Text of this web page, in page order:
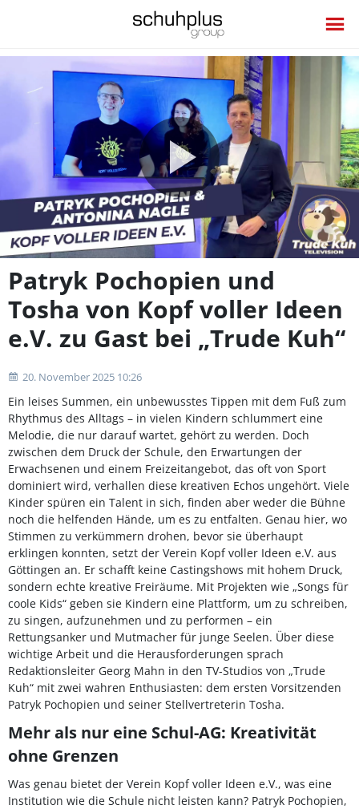
Video
Patryk Pochopien und
Tosha von Kopf voller Ideen
e.V. zu Gast bei „Trude Kuh“
20. November 2025 10:26
Ein leises Summen, ein unbewusstes Tippen mit dem Fuß zum
Rhythmus des Alltags – in vielen Kindern schlummert eine
Melodie, die nur darauf wartet, gehört zu werden. Doch
zwischen dem Druck der Schule, den Erwartungen der
Erwachsenen und einem Freizeitangebot, das oft von Sport
dominiert wird, verhallen diese kreativen Echos ungehört. Viele
Kinder spüren ein Talent in sich, finden aber weder die Bühne
noch die helfenden Hände, um es zu entfalten. Genau hier, wo
Stimmen zu verkümmern drohen, bevor sie überhaupt
erklingen konnten, setzt der Verein Kopf voller Ideen e.V. aus
Göttingen an. Er schafft keine Castingshows mit hohem Druck,
sondern echte kreative Freiräume. Mit Projekten wie „Songs für
coole Kids“ geben sie Kindern eine Plattform, um zu schreiben,
zu singen, aufzunehmen und zu performen – ein
Rettungsanker und Mutmacher für junge Seelen. Über diese
wichtige Arbeit und die Herausforderungen sprach
Redaktionsleiter Georg Mahn in den TV-Studios von „Trude
Kuh“ mit zwei wahren Enthusiasten: dem ersten Vorsitzenden
Patryk Pochopien und seiner Stellvertreterin Tosha.
Mehr als nur eine Schul-AG: Kreativität
ohne Grenzen
Was genau bietet der Verein Kopf voller Ideen e.V., was eine
Institution wie die Schule nicht leisten kann? Patryk Pochopien,